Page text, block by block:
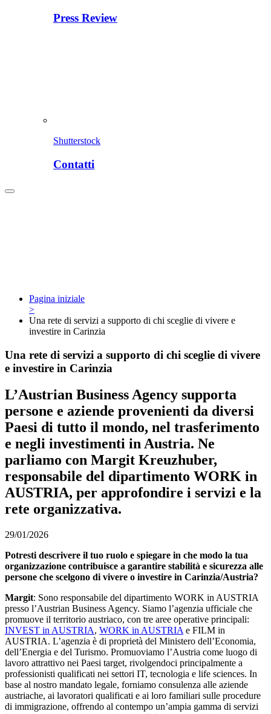
Press Review
Shutterstock
Contatti
Pagina iniziale
>
Una rete di servizi a supporto di chi sceglie di vivere e
investire in Carinzia
Una rete di servizi a supporto di chi sceglie di vivere
e investire in Carinzia
L’Austrian Business Agency supporta
persone e aziende provenienti da diversi
Paesi di tutto il mondo, nel trasferimento
e negli investimenti in Austria. Ne
parliamo con Margit Kreuzhuber,
responsabile del dipartimento WORK in
AUSTRIA, per approfondire i servizi e la
rete organizzativa.
29/01/2026
Potresti descrivere il tuo ruolo e spiegare in che modo la tua
organizzazione contribuisce a garantire stabilità e sicurezza alle
persone che scelgono di vivere o investire in Carinzia/Austria?
Margit: Sono responsabile del dipartimento WORK in AUSTRIA
presso l’Austrian Business Agency. Siamo l’agenzia ufficiale che
promuove il territorio austriaco, con tre aree operative principali:
INVEST in AUSTRIA, WORK in AUSTRIA e FILM in
AUSTRIA. L’agenzia è di proprietà del Ministero dell’Economia,
dell’Energia e del Turismo. Promuoviamo l’Austria come luogo di
lavoro attrattivo nei Paesi target, rivolgendoci principalmente a
professionisti qualificati nei settori IT, tecnologia e life sciences. In
base al nostro mandato legale, forniamo consulenza alle aziende
austriache, ai lavoratori qualificati e ai loro familiari sulle procedure
di immigrazione, offrendo al contempo un’ampia gamma di servizi